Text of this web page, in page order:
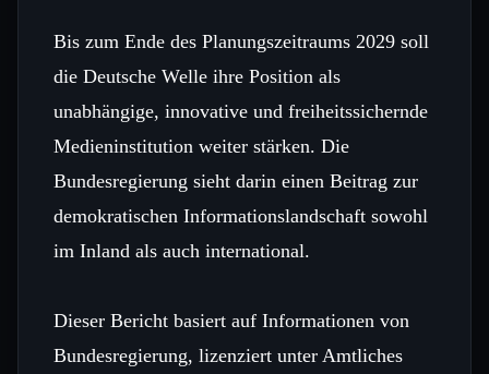
Bis zum Ende des Planungszeitraums 2029 soll
die Deutsche Welle ihre Position als
unabhängige, innovative und freiheitssichernde
Medieninstitution weiter stärken. Die
Bundesregierung sieht darin einen Beitrag zur
demokratischen Informationslandschaft sowohl
im Inland als auch international.
Dieser Bericht basiert auf Informationen von
Bundesregierung, lizenziert unter Amtliches